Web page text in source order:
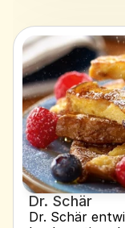
Dr. Schär
Dr. Schär